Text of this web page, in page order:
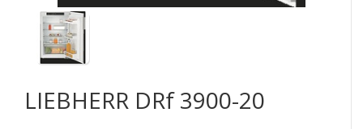
LIEBHERR DRf 3900-20